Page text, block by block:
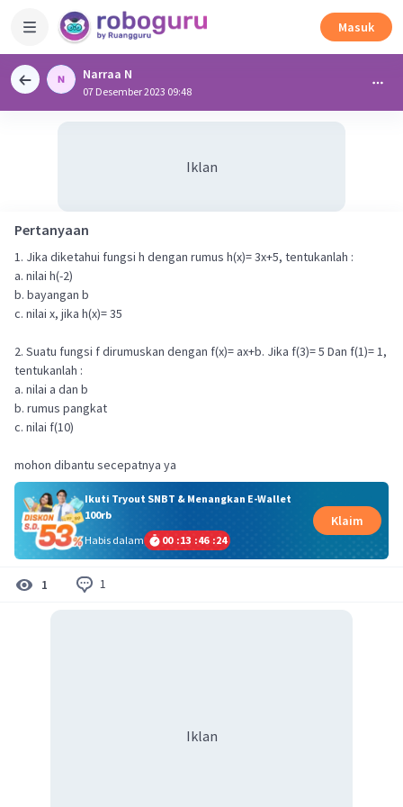
Masuk
Narraa N
07 Desember 2023 09:48
Iklan
Pertanyaan
1. Jika diketahui fungsi h dengan rumus h(x)= 3x+5, tentukanlah :
a. nilai h(-2)
b. bayangan b
c. nilai x, jika h(x)= 35
2. Suatu fungsi f dirumuskan dengan f(x)= ax+b. Jika f(3)= 5 Dan f(1)= 1,
tentukanlah :
a. nilai a dan b
b. rumus pangkat
c. nilai f(10)
mohon dibantu secepatnya ya
Ikuti Tryout SNBT & Menangkan E-Wallet
100rb
Habis dalam
00 :13 :46 :24
Klaim
1 1
Iklan